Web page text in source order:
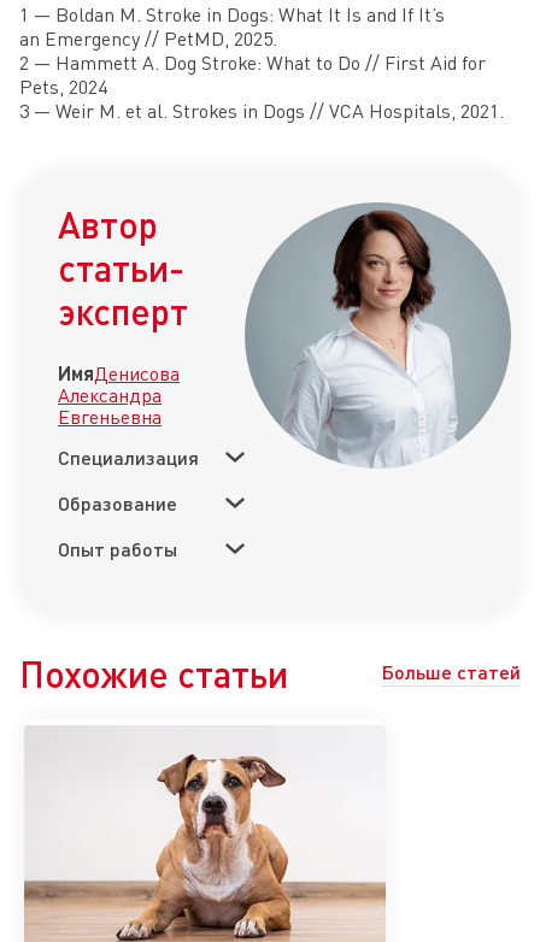
1 — Boldan M. Stroke in Dogs: What It Is and If It’s
an Emergency // PetMD, 2025.
2 — Hammett A. Dog Stroke: What to Do // First Aid for
Pets, 2024
3 — Weir M. et al. Strokes in Dogs // VCA Hospitals, 2021.
Автор
статьи-
эксперт
ИмяДенисова
Александра
Евгеньевна
Специализация
Образование
Опыт работы
Похожие статьи Больше статей